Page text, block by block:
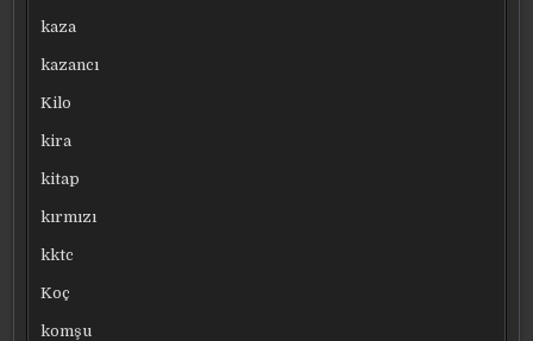
kaza
kazancı
Kilo
kira
kitap
kırmızı
kktc
Koç
komşu